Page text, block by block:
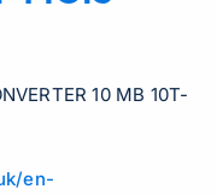
10 MB 10T-
en-